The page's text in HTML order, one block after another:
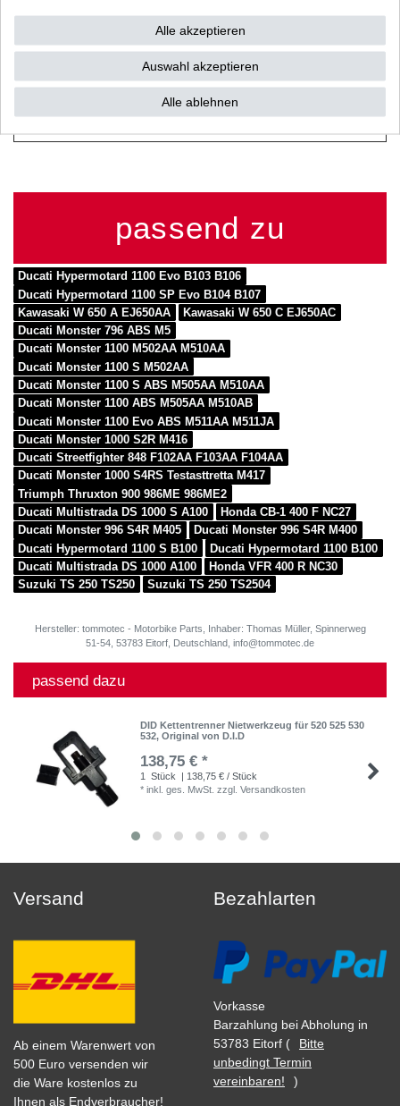
5/16"
Kettenlänge: 104 Glieder
Zugfestigkeit: 4180 kg
passend zu
Ducati Hypermotard 1100 Evo B103 B106
Ducati Hypermotard 1100 SP Evo B104 B107
Kawasaki W 650 A EJ650AA
Kawasaki W 650 C EJ650AC
Ducati Monster 796 ABS M5
Ducati Monster 1100 M502AA M510AA
Ducati Monster 1100 S M502AA
Ducati Monster 1100 S ABS M505AA M510AA
Ducati Monster 1100 ABS M505AA M510AB
Ducati Monster 1100 Evo ABS M511AA M511JA
Ducati Monster 1000 S2R M416
Ducati Streetfighter 848 F102AA F103AA F104AA
Ducati Monster 1000 S4RS Testasttretta M417
Triumph Thruxton 900 986ME 986ME2
Ducati Multistrada DS 1000 S A100
Honda CB-1 400 F NC27
Ducati Monster 996 S4R M405
Ducati Monster 996 S4R M400
Ducati Hypermotard 1100 S B100
Ducati Hypermotard 1100 B100
Ducati Multistrada DS 1000 A100
Honda VFR 400 R NC30
Suzuki TS 250 TS250
Suzuki TS 250 TS2504
Hersteller: tommotec - Motorbike Parts, Inhaber: Thomas Müller, Spinnerweg
51-54, 53783 Eitorf, Deutschland, info@tommotec.de
passend dazu
DID Kettentrenner Nietwerkzeug für 520 525 530
532, Original von D.I.D
138,75 € *
1 Stück
| 138,75 € / Stück
*inkl. ges. MwSt. zzgl.Versandkosten
Versand
Ab einem Warenwert von
500 Euro versenden wir
die Ware kostenlos zu
Ihnen als Endverbraucher!
Bezahlarten
Vorkasse
Barzahlung bei Abholung in
53783 Eitorf (
Bitte
unbedingt Termin
vereinbaren!
)
Alle akzeptieren
Auswahl akzeptieren
Alle ablehnen